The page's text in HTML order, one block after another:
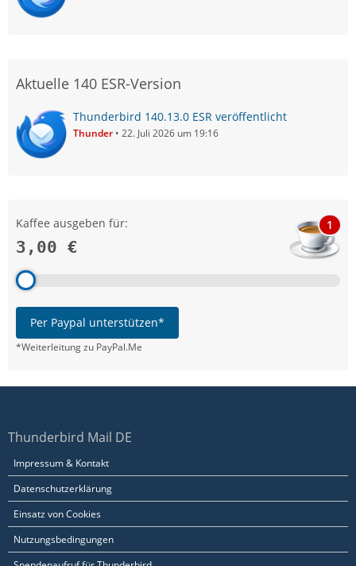
Aktuelle 140 ESR-Version
Thunderbird 140.13.0 ESR veröffentlicht
Thunder 22. Juli 2026 um 19:16
Kaffee ausgeben für:
3,00 €
1
Per Paypal unterstützen*
*Weiterleitung zu PayPal.Me
Thunderbird Mail DE
Impressum & Kontakt
Datenschutzerklärung
Einsatz von Cookies
Nutzungsbedingungen